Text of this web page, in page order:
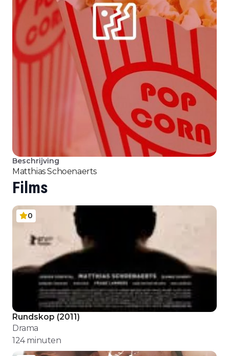
Beschrijving
Matthias Schoenaerts
Films
0
Rundskop (2011)
Drama
124minuten